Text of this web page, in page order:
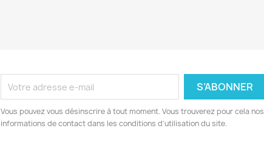
Vous pouvez vous désinscrire à tout moment. Vous trouverez pour cela nos
informations de contact dans les conditions d'utilisation du site.